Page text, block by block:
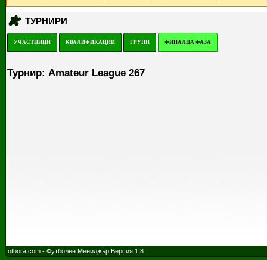
ТУРНИРИ
УЧАСТНИЦИ КВАЛИФИКАЦИИ ГРУПИ ФИНАЛНА ФАЗА
Турнир: Amateur League 267
otbora.com - Футболен Мениджър Версия 1.8